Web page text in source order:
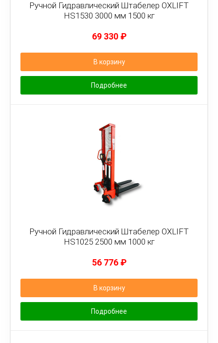
Ручной Гидравлический Штабелер OXLIFT
HS1530 3000 мм 1500 кг
69 330 ₽
В корзину
Подробнее
Ручной Гидравлический Штабелер OXLIFT
HS1025 2500 мм 1000 кг
56 776 ₽
В корзину
Подробнее